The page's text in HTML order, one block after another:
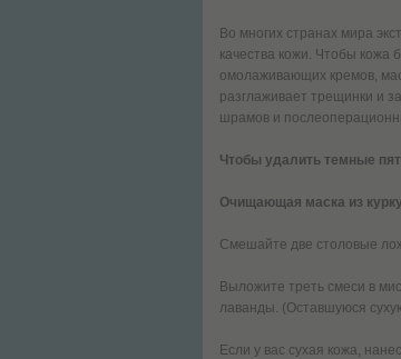
Во многих странах мира
качества кожи. Чтобы кожа
омолаживающих кремов,
разглаживает трещинки и
шрамов и
Чтобы удалить темные
Очищающая маска из
Смешайте две столовые
Выложите треть смеси в
лаванды. (Оставшуюся
Если у вас сухая кожа,